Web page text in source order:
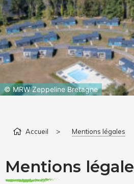
©MRW Zeppeline Bretagne
Accueil > Mentions légales
Mentions